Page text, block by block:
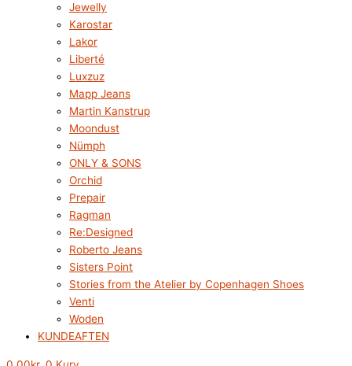
Jewelly
Karostar
Lakor
Liberté
Luxzuz
Mapp Jeans
Martin Kanstrup
Moondust
Nümph
ONLY & SONS
Orchid
Prepair
Ragman
Re:Designed
Roberto Jeans
Sisters Point
Stories from the Atelier by Copenhagen Shoes
Venti
Woden
KUNDEAFTEN